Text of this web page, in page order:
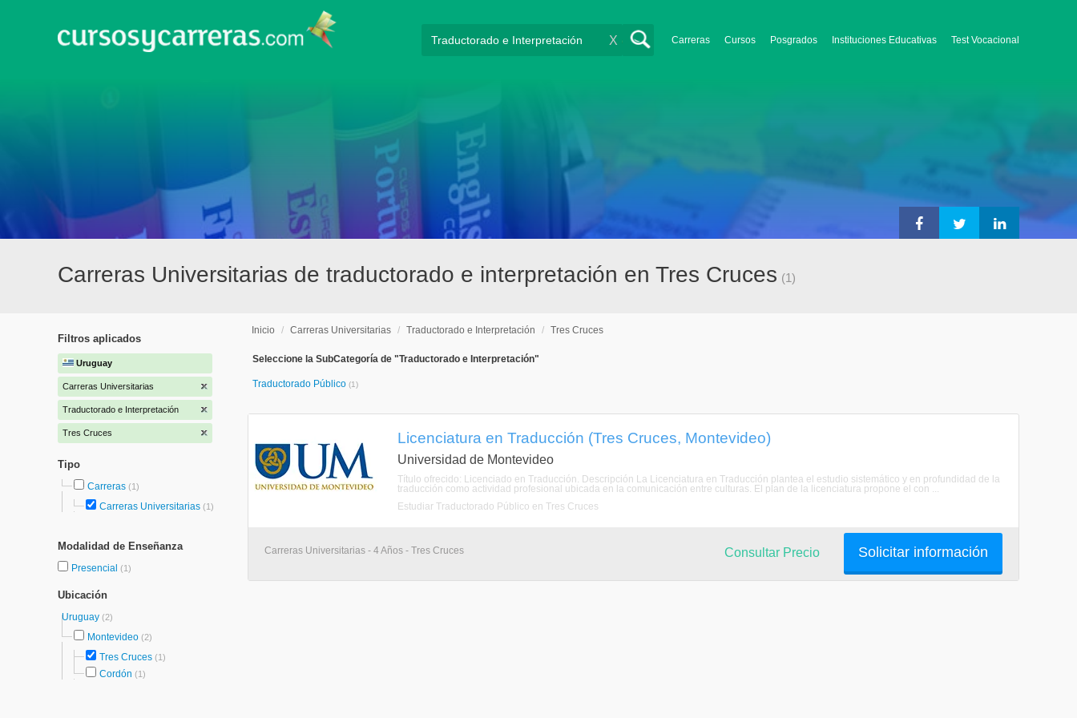
Carreras Cursos Posgrados Instituciones Educativas Test Vocacional
X
Carreras Universitarias de traductorado e interpretación en Tres Cruces (1)
Filtros aplicados
Uruguay
Carreras Universitarias
Traductorado e Interpretación
Tres Cruces
Tipo
Carreras (1)
Carreras Universitarias (1)
Modalidad de Enseñanza
Presencial (1)
Ubicación
Uruguay (2)
Montevideo (2)
Tres Cruces (1)
Cordón (1)
Inicio / Carreras Universitarias / Traductorado e Interpretación / Tres Cruces
Seleccione la SubCategoría de "Traductorado e Interpretación"
Traductorado Público (1)
Licenciatura en Traducción (Tres Cruces, Montevideo)
Universidad de Montevideo
Título ofrecido: Licenciado en Traducción. Descripción La Licenciatura en Traducción plantea el estudio sistemático y en profundidad de la
traducción como actividad profesional ubicada en la comunicación entre culturas. El plan de la licenciatura propone el con ...
Estudiar Traductorado Público en Tres Cruces
Carreras Universitarias - 4 Años - Tres Cruces Solicitar información
Consultar Precio